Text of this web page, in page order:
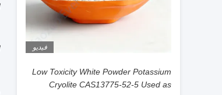
فيديو
Low Toxicity White Powder Potassium
Cryolite CAS13775-52-5 Used as